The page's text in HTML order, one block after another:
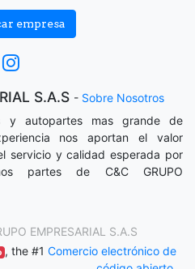
empresa
S.A.S - Sobre Nosotros
y autopartes mas grande de
nos aportan el valor
servicio y calidad esperada por
partes de C&C GRUPO
EMPRESARIAL S.A.S
, the #1 Comercio electrónico de